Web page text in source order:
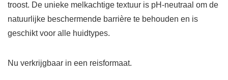
troost. De unieke melkachtige textuur is pH-neutraal om de
natuurlijke beschermende barrière te behouden en is
geschikt voor alle huidtypes.
Nu verkrijgbaar in een reisformaat.